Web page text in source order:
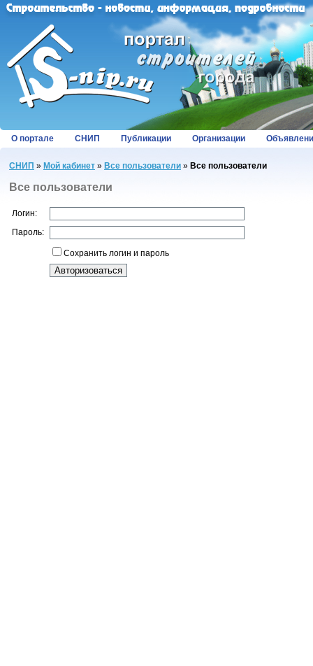
О портале СНИП Публикации Организации
СНИП » Мой кабинет » Все пользователи » Все пользователи
Все пользователи
Логин:
Пароль:
Сохранить логин и пароль